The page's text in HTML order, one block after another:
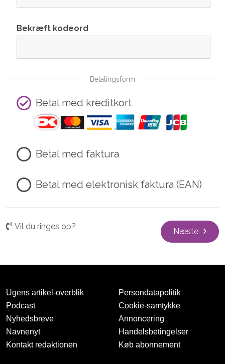
Bekræft kodeord
Betalingsform
Betal med kreditkort
Betal med faktura
Betal med elektronisk faktura (EAN)
Vil du ringes op?
Næste
Ugens artikel-overblik
Podcast
Nyhedsbreve
Navnenyt
Kontakt redaktionen
Persondatapolitik
Cookie-samtykke
Annoncering
Handelsbetingelser
Køb abonnement